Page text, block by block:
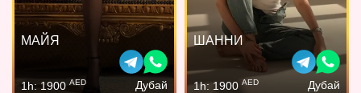
МАЙЯ
1h: 1900 AED Дубай
ШАННИ
1h: 1900 AED Дубай